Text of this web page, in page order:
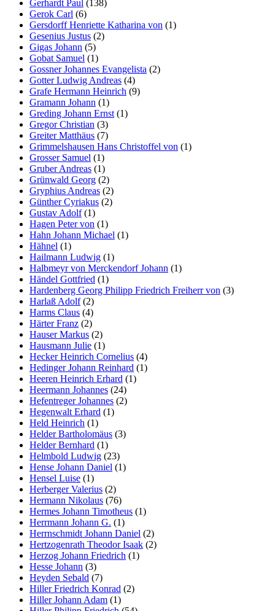
Gerhardt Paul (138)
Gerok Carl (6)
Gersdorff Henriette Katharina von (1)
Gesenius Justus (2)
Gigas Johann (5)
Gobat Samuel (1)
Gossner Johannes Evangelista (2)
Gotter Ludwig Andreas (4)
Grafe Hermann Heinrich (9)
Gramann Johann (1)
Greding Johann Ernst (1)
Gregor Christian (3)
Greiter Matthäus (7)
Grimmelshausen Hans Christoffel von (1)
Grosser Samuel (1)
Gruber Andreas (1)
Grünwald Georg (2)
Gryphius Andreas (2)
Günther Cyriakus (2)
Gustav Adolf(1)
Hagen Peter von (1)
Hahn Johann Michael (1)
Hähnel (1)
Hailmann Ludwig (1)
Halbmeyr von Merckendorf Johann (1)
Händel Gottfried (1)
Hardenberg Georg Philipp Friedrich Freiherr von (3)
Harlaß Adolf(2)
Harms Claus (4)
Härter Franz (2)
Hauser Markus (2)
Hausmann Julie (1)
Hecker Heinrich Cornelius (4)
Hedinger Johann Reinhard (1)
Heeren Heinrich Erhard (1)
Heermann Johannes (24)
Hefentreger Johannes (2)
Hegenwalt Erhard (1)
Held Heinrich (1)
Helder Bartholomäus (3)
Helder Bernhard (1)
Helmbold Ludwig (23)
Hense Johann Daniel (1)
Hensel Luise (1)
Herberger Valerius (2)
Hermann Nikolaus (76)
Hermes Johann Timotheus (1)
Herrmann Johann G. (1)
Herrnschmidt Johann Daniel (2)
Hertzogenrath Theodor Isaak (2)
Herzog Johann Friedrich (1)
Hesse Johann (3)
Heyden Sebald (7)
Hiller Friedrich Konrad (2)
Hiller Johann Adam (1)